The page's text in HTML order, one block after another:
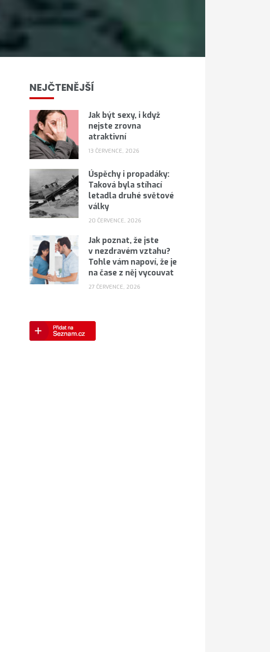
NEJČTENĚJŠÍ
Jak být sexy, i když
nejste zrovna
atraktivní
13 ČERVENCE, 2026
Úspěchy i propadáky:
Taková byla stíhací
letadla druhé světové
války
20 ČERVENCE, 2026
Jak poznat, že jste
v nezdravém vztahu?
Tohle vám napoví, že je
na čase z něj vycouvat
27 ČERVENCE, 2026